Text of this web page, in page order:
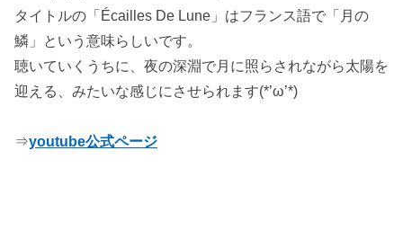
タイトルの「Écailles De Lune」はフランス語で「月の
鱗」という意味らしいです。
聴いていくうちに、夜の深淵で月に照らされながら太陽を
迎える、みたいな感じにさせられます(*’ω’*)
⇒youtube公式ページ